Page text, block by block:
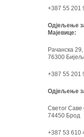
+387 55 201
Одјељење
Мајевице:
Рачанска 29,
76300
+387 55 201
Одјељење
Светог Саве
74450 Брод
+387 53 610